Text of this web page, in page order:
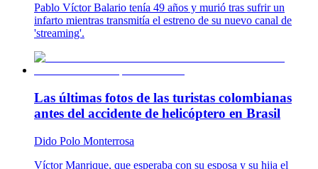
Pablo Víctor Balario tenía 49 años y murió tras sufrir un
infarto mientras transmitía el estreno de su nuevo canal de
'streaming'.
Las últimas fotos de las turistas colombianas
antes del accidente de helicóptero en Brasil
Dido Polo Monterrosa
Víctor Manrique, que esperaba con su esposa y su hija el